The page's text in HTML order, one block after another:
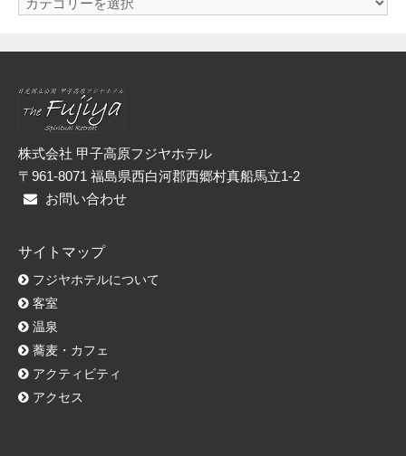
ー
株式会社 甲子高原フジヤホテル
〒961-8071 福島県西白河郡西郷村真船馬立1-2
お問い合わせ
サイトマップ
フジヤホテルについて
客室
温泉
蕎麦・カフェ
アクティビティ
アクセス